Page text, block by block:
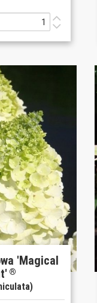
'Magical
®